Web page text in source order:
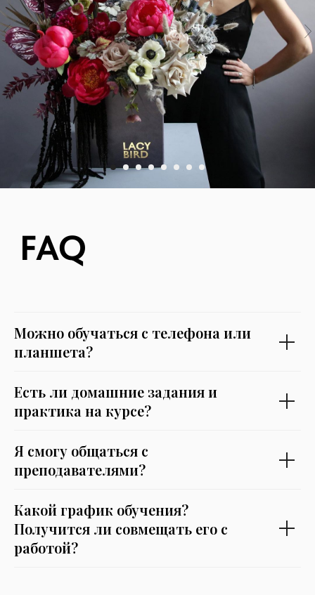
Можно обучаться с телефона или
планшета?
Есть ли домашние задания и
практика на курсе?
Я смогу общаться с
преподавателями?
Какой график обучения?
Получится ли совмещать его с
работой?